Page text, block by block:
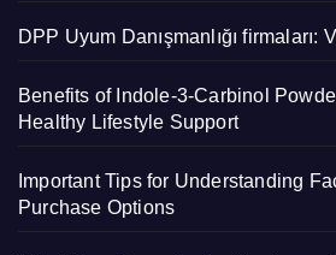
DPP Uyum Danışmanlığı firmaları:
Benefits of Indole-3-Carbinol
Healthy Lifestyle Support
Important Tips for Understanding
Purchase Options